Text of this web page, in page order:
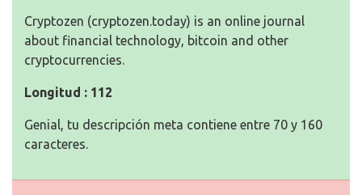
Cryptozen (cryptozen.today) is an online journal
about financial technology, bitcoin and other
cryptocurrencies.
Longitud : 112
Genial, tu descripción meta contiene entre 70 y 160
caracteres.